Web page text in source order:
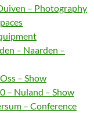
– Photography
– Naarden –
– Show
– Nuland – Show
– Conference